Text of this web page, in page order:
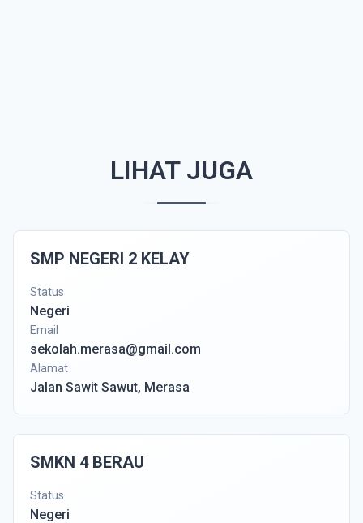
LIHAT JUGA
SMP NEGERI 2 KELAY
Status
Negeri
Email
sekolah.merasa@gmail.com
Alamat
Jalan Sawit Sawut, Merasa
SMKN 4 BERAU
Status
Negeri